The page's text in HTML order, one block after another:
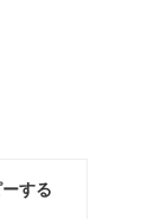
する